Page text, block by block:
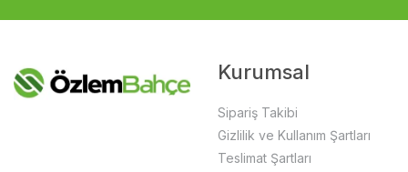
Kurumsal
Sipariş Takibi
Gizlilik ve Kullanım Şartları
Teslimat Şartları